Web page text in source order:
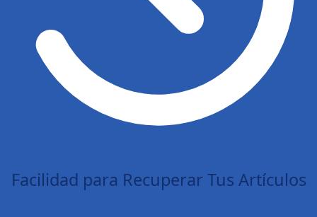
Facilidad para Recuperar Tus Artículos